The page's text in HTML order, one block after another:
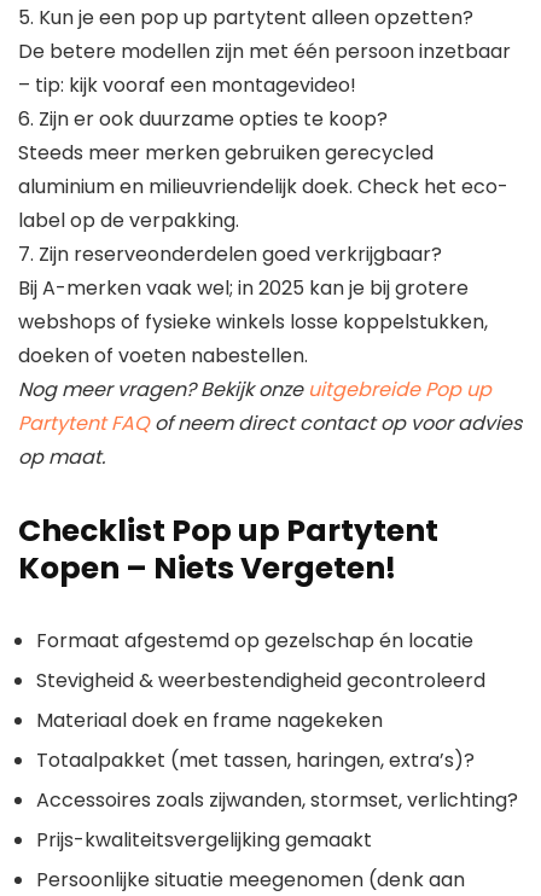
5. Kun je een pop up partytent alleen opzetten?
De betere modellen zijn met één persoon inzetbaar
– tip: kijk vooraf een montagevideo!
6. Zijn er ook duurzame opties te koop?
Steeds meer merken gebruiken gerecycled
aluminium en milieuvriendelijk doek. Check het eco-
label op de verpakking.
7. Zijn reserveonderdelen goed verkrijgbaar?
Bij A-merken vaak wel; in 2025 kan je bij grotere
webshops of fysieke winkels losse koppelstukken,
doeken of voeten nabestellen.
Nog meer vragen? Bekijk onze uitgebreide Pop up
Partytent FAQof neem direct contact op voor advies
op maat.
Checklist Pop up Partytent
Kopen – Niets Vergeten!
Formaat afgestemd op gezelschap én locatie
Stevigheid & weerbestendigheid gecontroleerd
Materiaal doek en frame nagekeken
Totaalpakket (met tassen, haringen, extra’s)?
Accessoires zoals zijwanden, stormset, verlichting?
Prijs-kwaliteitsvergelijking gemaakt
Persoonlijke situatie meegenomen (denk aan